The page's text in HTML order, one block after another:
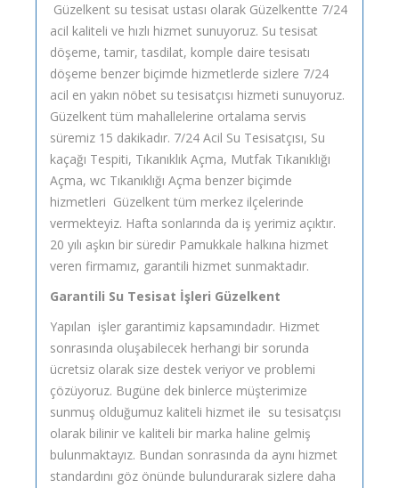
Güzelkent su tesisat ustası olarak Güzelkentte 7/24
acil kaliteli ve hızlı hizmet sunuyoruz. Su tesisat
döşeme, tamir, tasdilat, komple daire tesisatı
döşeme benzer biçimde hizmetlerde sizlere 7/24
acil en yakın nöbet su tesisatçısı hizmeti sunuyoruz.
Güzelkent tüm mahallelerine ortalama servis
süremiz 15 dakikadır. 7/24 Acil Su Tesisatçısı, Su
kaçağı Tespiti, Tıkanıklık Açma, Mutfak Tıkanıklığı
Açma, wc Tıkanıklığı Açma benzer biçimde
hizmetleri Güzelkent tüm merkez ilçelerinde
vermekteyiz. Hafta sonlarında da iş yerimiz açıktır.
20 yılı aşkın bir süredir Pamukkale halkına hizmet
veren firmamız, garantili hizmet sunmaktadır.
Garantili Su Tesisat İşleri Güzelkent
Yapılan işler garantimiz kapsamındadır. Hizmet
sonrasında oluşabilecek herhangi bir sorunda
ücretsiz olarak size destek veriyor ve problemi
çözüyoruz. Bugüne dek binlerce müşterimize
sunmuş olduğumuz kaliteli hizmet ile su tesisatçısı
olarak bilinir ve kaliteli bir marka haline gelmiş
bulunmaktayız. Bundan sonrasında da aynı hizmet
standardını göz önünde bulundurarak sizlere daha